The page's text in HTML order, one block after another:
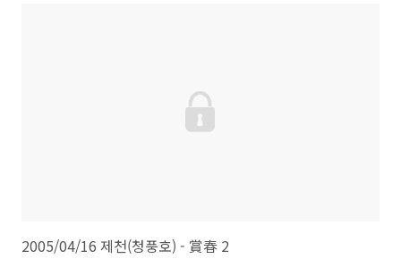
2005/04/16 제천(청풍호) - 賞春 2